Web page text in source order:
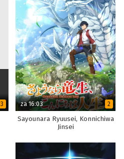
3 za 16:03 2
Sayounara Ryuusei, Konnichiwa
Jinsei